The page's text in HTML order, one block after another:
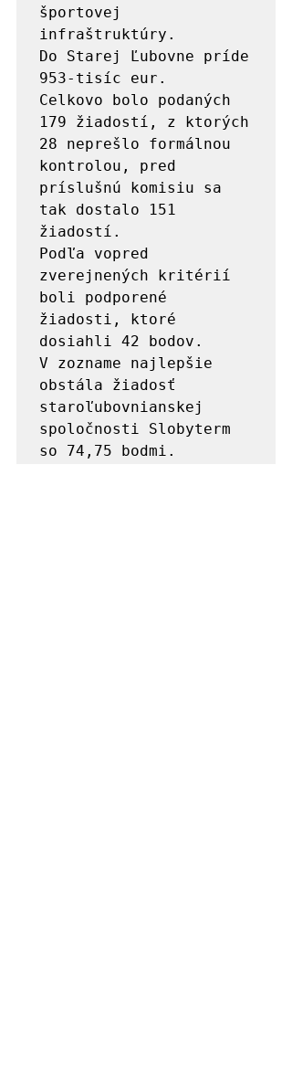
športovej
infraštruktúry.
Do Starej Ľubovne príde
953-tisíc eur.
Celkovo bolo podaných
179 žiadostí, z ktorých
28 neprešlo formálnou
kontrolou, pred
príslušnú komisiu sa
tak dostalo 151
žiadostí.
Podľa vopred
zverejnených kritérií
boli podporené
žiadosti, ktoré
dosiahli 42 bodov.
V zozname najlepšie
obstála žiadosť
staroľubovnianskej
spoločnosti Slobyterm